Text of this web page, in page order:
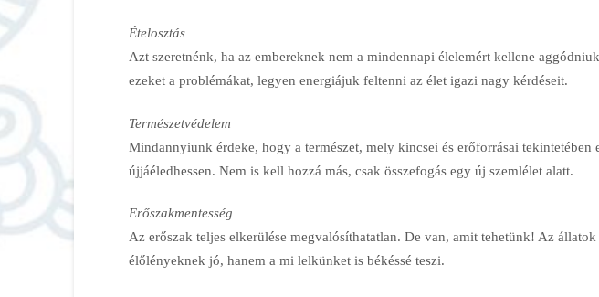
Ételosztás
Azt szeretnénk, ha az embereknek nem a mindennapi élelemért kellene
ezeket a problémákat, legyen energiájuk feltenni az élet igazi nagy kérdéseit.
Természetvédelem
Mindannyiunk érdeke, hogy a természet, mely kincsei és erőforrásai tekintetében
újjáéledhessen. Nem is kell hozzá más, csak összefogás egy új szemlélet alatt.
Erőszakmentesség
Az erőszak teljes elkerülése megvalósíthatatlan. De van, amit tehetünk! Az
élőlényeknek jó, hanem a mi lelkünket is békéssé teszi.